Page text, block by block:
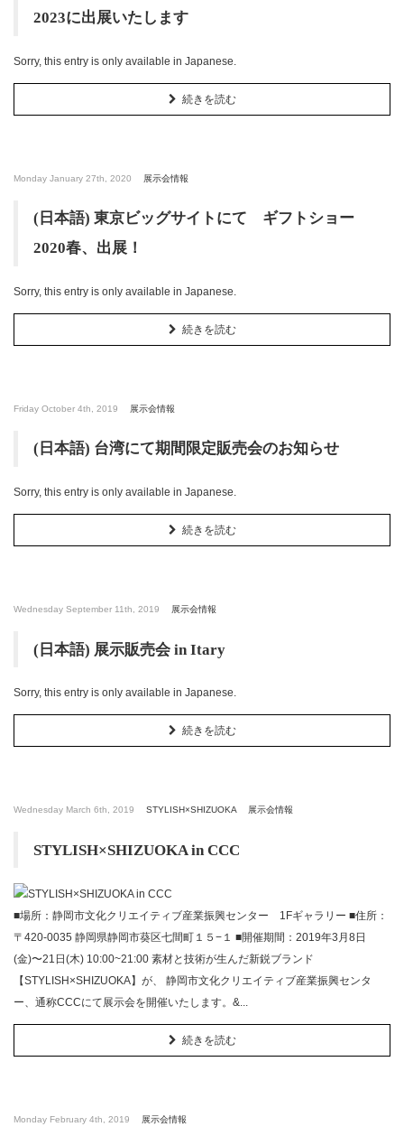
2023に出展いたします
Sorry, this entry is only available in Japanese.
続きを読む
Monday January 27th, 2020 展示会情報
(日本語) 東京ビッグサイトにて ギフトショー
2020春、出展！
Sorry, this entry is only available in Japanese.
続きを読む
Friday October 4th, 2019 展示会情報
(日本語) 台湾にて期間限定販売会のお知らせ
Sorry, this entry is only available in Japanese.
続きを読む
Wednesday September 11th, 2019 展示会情報
(日本語) 展示販売会 in Itary
Sorry, this entry is only available in Japanese.
続きを読む
Wednesday March 6th, 2019 STYLISH×SHIZUOKA 展示会情報
STYLISH×SHIZUOKA in CCC
■場所：静岡市文化クリエイティブ産業振興センター 1Fギャラリー ■住所：
〒420-0035 静岡県静岡市葵区七間町１５−１ ■開催期間：2019年3月8日
(金)〜21日(木) 10:00~21:00 素材と技術が生んだ新鋭ブランド
【STYLISH×SHIZUOKA】が、 静岡市文化クリエイティブ産業振興センタ
ー、通称CCCにて展示会を開催いたします。&...
続きを読む
Monday February 4th, 2019 展示会情報